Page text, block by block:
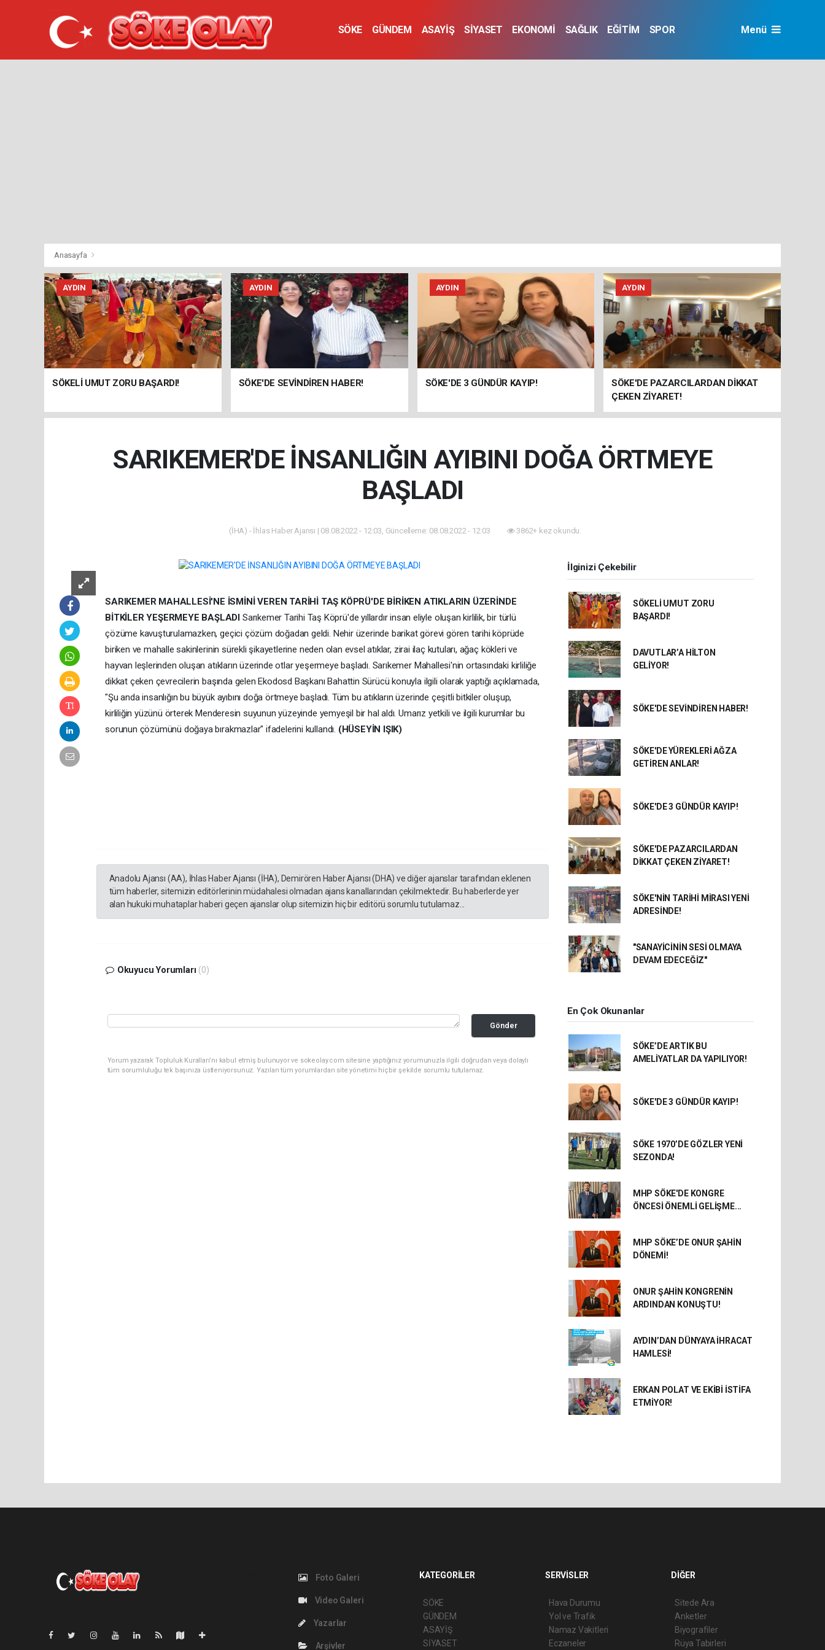
SÖKE GÜNDEM ASAYİŞ SİYASET EKONOMİ SAĞLIK EĞİTİM SPOR Menü
Anasayfa
AYDIN
SÖKELİ UMUT ZORU BAŞARDI!
AYDIN
SÖKE'DE SEVİNDİREN HABER!
AYDIN
SÖKE'DE 3 GÜNDÜR KAYIP!
AYDIN
SÖKE'DE PAZARCILARDAN DİKKAT
ÇEKEN ZİYARET!
SARIKEMER'DE İNSANLIĞIN AYIBINI DOĞA ÖRTMEYE
BAŞLADI
(İHA) - İhlas Haber Ajansı | 08.08.2022 - 12:03, Güncelleme: 08.08.2022 - 12:03 3862+ kez okundu.
SARIKEMER MAHALLESİ'NE İSMİNİ VEREN TARİHİ TAŞ KÖPRÜ'DE BİRİKEN ATIKLARIN ÜZERİNDE
BİTKİLER YEŞERMEYE BAŞLADI Sarıkemer Tarihi Taş Köprü'de yıllardır insan eliyle oluşan kirlilik, bir türlü
çözüme kavuşturulamazken, geçici çözüm doğadan geldi. Nehir üzerinde barikat görevi gören tarihi köprüde
biriken ve mahalle sakinlerinin sürekli şikayetlerine neden olan evsel atıklar, zirai ilaç kutuları, ağaç kökleri ve
hayvan leşlerinden oluşan atıkların üzerinde otlar yeşermeye başladı. Sarıkemer Mahallesi'nin ortasındaki kirliliğe
dikkat çeken çevrecilerin başında gelen Ekodosd Başkanı Bahattin Sürücü konuyla ilgili olarak yaptığı açıklamada,
"Şu anda insanlığın bu büyük ayıbını doğa örtmeye başladı. Tüm bu atıkların üzerinde çeşitli bitkiler oluşup,
kirliliğin yüzünü örterek Menderesin suyunun yüzeyinde yemyeşil bir hal aldı. Umarız yetkili ve ilgili kurumlar bu
sorunun çözümünü doğaya bırakmazlar" ifadelerini kullandı. (HÜSEYİN IŞIK)
Anadolu Ajansı (AA), İhlas Haber Ajansı (İHA), Demirören Haber Ajansı (DHA) ve diğer ajanslar tarafından eklenen
tüm haberler, sitemizin editörlerinin müdahalesi olmadan ajans kanallarından çekilmektedir. Bu haberlerde yer
alan hukuki muhataplar haberi geçen ajanslar olup sitemizin hiç bir editörü sorumlu tutulamaz...
Okuyucu Yorumları (0)
Gönder
Yorum yazarak Topluluk Kuralları’nı kabul etmiş bulunuyor ve sokeolay.com sitesine yaptığınız yorumunuzla ilgili doğrudan veya dolaylı
tüm sorumluluğu tek başınıza üstleniyorsunuz. Yazılan tüm yorumlardan site yönetimi hiçbir şekilde sorumlu tutulamaz.
İlginizi Çekebilir
SÖKELİ UMUT ZORU
BAŞARDI!
DAVUTLAR’A HİLTON
GELİYOR!
SÖKE'DE SEVİNDİREN HABER!
SÖKE'DE YÜREKLERİ AĞZA
GETİREN ANLAR!
SÖKE'DE 3 GÜNDÜR KAYIP!
SÖKE'DE PAZARCILARDAN
DİKKAT ÇEKEN ZİYARET!
SÖKE'NİN TARİHİ MİRASI YENİ
ADRESİNDE!
"SANAYİCİNİN SESİ OLMAYA
DEVAM EDECEĞİZ"
En Çok Okunanlar
SÖKE’DE ARTIK BU
AMELİYATLAR DA YAPILIYOR!
SÖKE'DE 3 GÜNDÜR KAYIP!
SÖKE 1970’DE GÖZLER YENİ
SEZONDA!
MHP SÖKE'DE KONGRE
ÖNCESİ ÖNEMLİ GELİŞME...
MHP SÖKE’DE ONUR ŞAHİN
DÖNEMİ!
ONUR ŞAHİN KONGRENİN
ARDINDAN KONUŞTU!
AYDIN’DAN DÜNYAYA İHRACAT
HAMLESİ!
ERKAN POLAT VE EKİBİ İSTİFA
ETMİYOR!
Foto Galeri
Video Galeri
Yazarlar
Arşivler
KATEGORİLER
SÖKE
GÜNDEM
ASAYİŞ
SİYASET
SERVİSLER
Hava Durumu
Yol ve Trafik
Namaz Vakitleri
Eczaneler
DİĞER
Sitede Ara
Anketler
Biyografiler
Rüya Tabirleri